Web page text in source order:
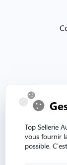
© Copyright
Top Sellerie
vous fournir
possible.